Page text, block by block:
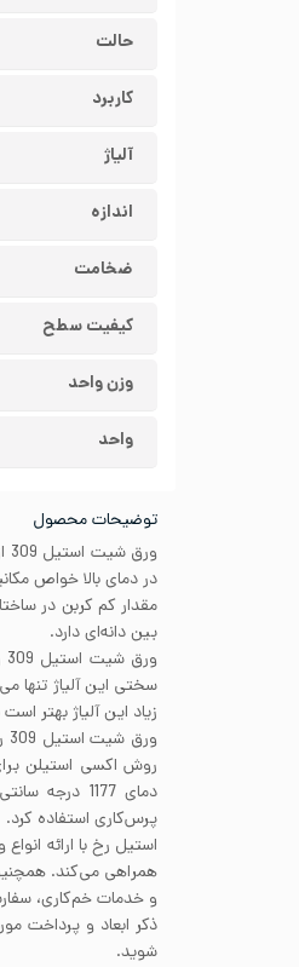
حالت
کاربرد
آلیاژ
اندازه
ضخامت
کیفیت سطح
وزن واحد
واحد
توضیحات محصول
در دمای بالا خواص
مقدار کم کربن در
بین دانه‌ای دارد.
سختی این آلیاژ تنها
زیاد این آلیاژ بهتر
پرس‌کاری استفاده کرد.
استیل رخ با ارائه
همراهی می‌کند. همچنین
و خدمات خم‌کاری،
ذکر ابعاد و پرداخت
شوید.